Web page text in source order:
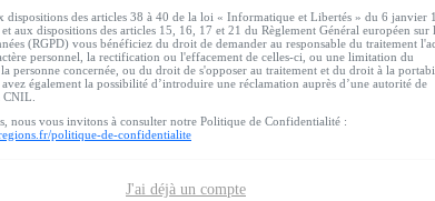
dispositions des articles 38 à 40 de la loi « Informatique et Libertés » du 6 janvier
aux dispositions des articles 15, 16, 17 et 21 du Règlement Général européen sur
(RGPD) vous bénéficiez du droit de demander au responsable du traitement
personnel, la rectification ou l'effacement de celles-ci, ou une limitation du
personne concernée, ou du droit de s'opposer au traitement et du droit à la
avez également la possibilité d’introduire une réclamation auprès d’une autorité de
nous vous invitons à consulter notre Politique de Confidentialité :
politique-de-confidentialite
J'ai déjà un compte